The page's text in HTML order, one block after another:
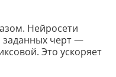
Нейросети
заданных черт —
Это ускоряет